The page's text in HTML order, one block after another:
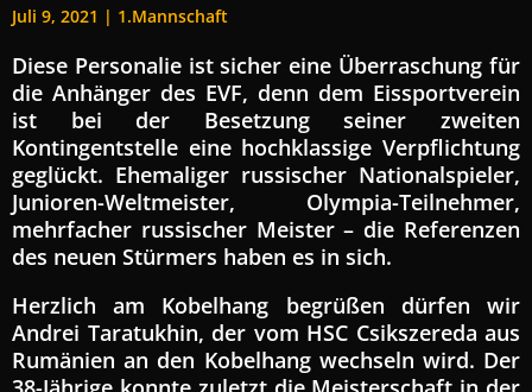
Juli 9, 2021 | 1.Mannschaft
Diese Personalie ist sicher eine Überraschung für
die Anhänger des EVF, denn dem Eissportverein
ist bei der Besetzung seiner zweiten
Kontingentstelle eine hochklassige Verpflichtung
geglückt. Ehemaliger russischer Nationalspieler,
Junioren-Weltmeister, Olympia-Teilnehmer,
mehrfacher russischer Meister – die Referenzen
des neuen Stürmers haben es in sich.
Herzlich am Kobelhang begrüßen dürfen wir
Andrei Taratukhin, der vom HSC Csikszereda aus
Rumänien an den Kobelhang wechseln wird. Der